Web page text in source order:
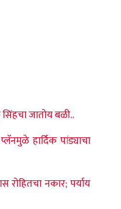
जातोय बळी..
हार्दिक पांड्याचा
रोहितचा नकार; पर्याय